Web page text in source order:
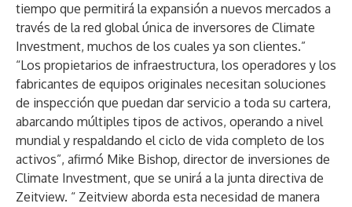
tiempo que permitirá la expansión a nuevos mercados a
través de la red global única de inversores de Climate
Investment, muchos de los cuales ya son clientes.”
“Los propietarios de infraestructura, los operadores y los
fabricantes de equipos originales necesitan soluciones
de inspección que puedan dar servicio a toda su cartera,
abarcando múltiples tipos de activos, operando a nivel
mundial y respaldando el ciclo de vida completo de los
activos”, afirmó Mike Bishop, director de inversiones de
Climate Investment, que se unirá a la junta directiva de
Zeitview. “ Zeitview aborda esta necesidad de manera